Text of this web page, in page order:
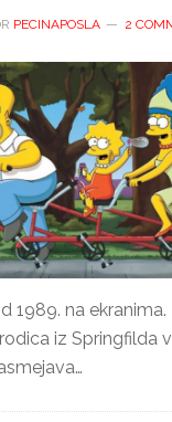
PECINAPOSLA 2
1989. na ekranima.
iz Springfilda